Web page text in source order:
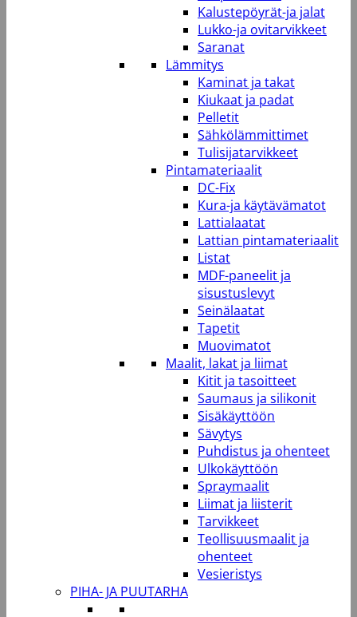
Kalustepöyrät-ja jalat
Lukko-ja ovitarvikkeet
Saranat
Lämmitys
Kaminat ja takat
Kiukaat ja padat
Pelletit
Sähkölämmittimet
Tulisijatarvikkeet
Pintamateriaalit
DC-Fix
Kura-ja käytävämatot
Lattialaatat
Lattian pintamateriaalit
Listat
MDF-paneelit ja
sisustuslevyt
Seinälaatat
Tapetit
Muovimatot
Maalit, lakat ja liimat
Kitit ja tasoitteet
Saumaus ja silikonit
Sisäkäyttöön
Sävytys
Puhdistus ja ohenteet
Ulkokäyttöön
Spraymaalit
Liimat ja liisterit
Tarvikkeet
Teollisuusmaalit ja
ohenteet
Vesieristys
PIHA- JA PUUTARHA